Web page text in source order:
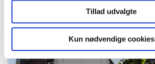
Tillad udvalgte
Kun nødvendige cookies
Samarbejdsaftalen